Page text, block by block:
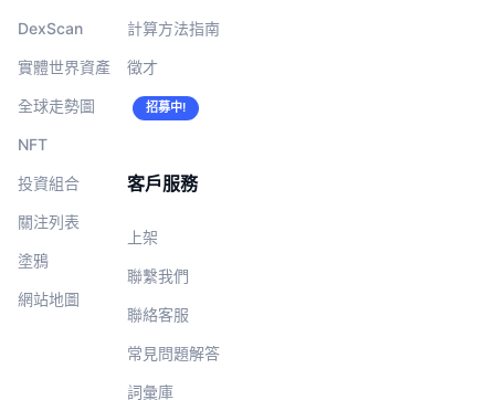
DexScan
實體世界資產
全球走勢圖
NFT
投資組合
關注列表
塗鴉
網站地圖
計算方法指南
徵才
招募中!
客戶服務
上架
聯繫我們
聯絡客服
常見問題解答
詞彙庫